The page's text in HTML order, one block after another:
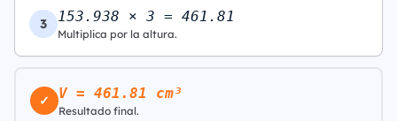
3 153.938 × 3 = 461.81
Multiplica por la altura.
✓ V = 461.81 cm³
Resultado final.